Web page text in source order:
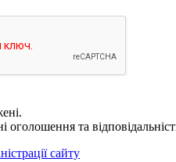
оголошення та
сайту